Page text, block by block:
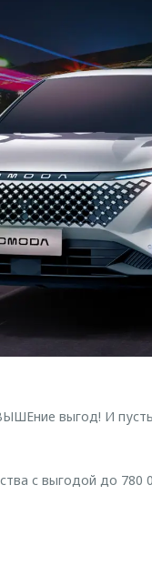
выгод! И
с выгодой до 780